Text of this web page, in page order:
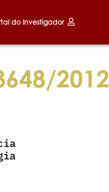
do Investigador
2012